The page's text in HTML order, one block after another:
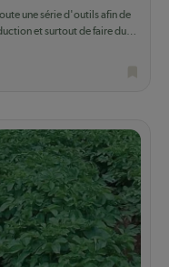
une série d'outils afin de
et surtout de faire du